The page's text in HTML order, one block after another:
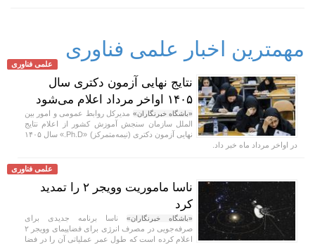
مهمترین اخبار علمی فناوری
علمی فناوری
نتایج نهایی آزمون دکتری سال
۱۴۰۵ اواخر مرداد اعلام می‌شود
«باشگاه خبرنگاران» مدیرکل روابط عمومی و امور بین
الملل سازمان سنجش آموزش کشور از اعلام نتایج
نهایی آزمون دکتری (نیمه‌متمرکز) «Ph.D.» سال ۱۴۰۵
در اواخر مرداد ماه خبر داد.
علمی فناوری
ناسا ماموریت وویجر ۲ را تمدید
کرد
«باشگاه خبرنگاران» ناسا برنامه جدیدی برای
صرفه‌جویی در مصرف انرژی برای فضاپیمای وویجر ۲
اعلام کرده است که طول عمر عملیاتی آن را در فضا